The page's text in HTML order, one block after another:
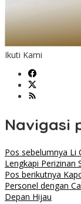
Ikuti Kami
Navigasi
Pos sebelumnya Li
Lengkapi Perizinan
Pos berikutnya
Personel dengan
Depan Hijau